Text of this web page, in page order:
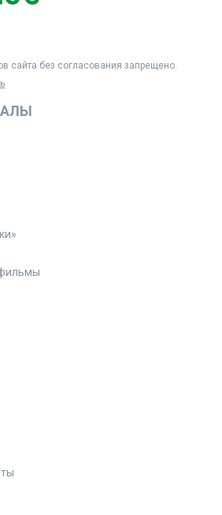
сайта без согласования запрещено.